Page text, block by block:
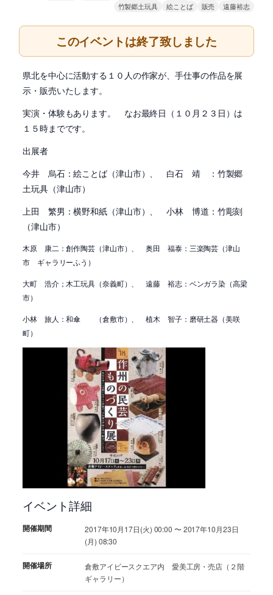
竹製郷土玩具
絵ことば 販売 遠藤裕志
このイベントは終了致しました
県北を中心に活動する１０人の作家が、手仕事の作品を展
示・販売いたします。
実演・体験もあります。 なお最終日（１０月２３日）は
１５時までです。
出展者
今井 烏石：絵ことば（津山市）、 白石 靖 ：竹製郷
土玩具（津山市）
上田 繁男：横野和紙（津山市）、 小林 博道：竹彫刻
（津山市）
木原 康二：創作陶芸（津山市）、 奥田 福泰：三楽陶芸（津山
市 ギャラリーふう）
大町 浩介；木工玩具（奈義町）、 遠藤 裕志：ベンガラ染（高梁
市）
小林 旅人：和傘 （倉敷市）、 植木 智子：磨研土器（美咲
町）
イベント詳細
開催期間
2017年10月17日(火) 00:00 〜 2017年10月23日
(月) 08:30
開催場所
倉敷アイビースクエア内 愛美工房・売店（２階
ギャラリー）